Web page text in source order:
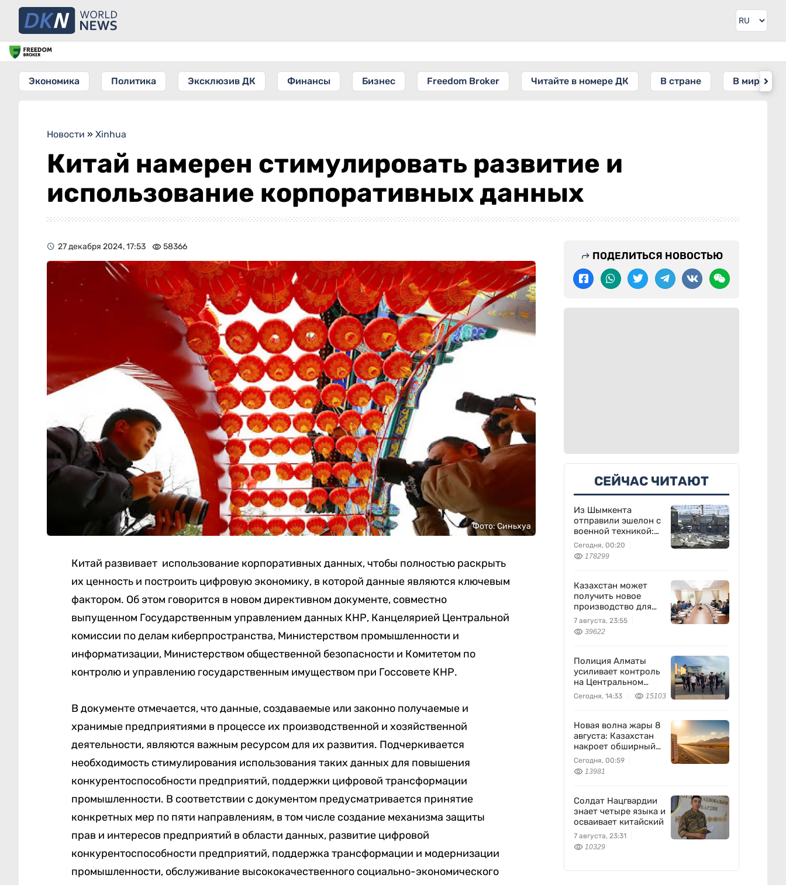
Экономика Политика Эксклюзив ДК Финансы Бизнес Freedom Broker Читайте в номере ДК В стране В мире
Новости » Xinhua
Китай намерен стимулировать развитие и
использование корпоративных данных
27 декабря 2024, 17:53 58366
Фото: Синьхуа
Китай развивает использование корпоративных данных, чтобы полностью раскрыть
их ценность и построить цифровую экономику, в которой данные являются ключевым
фактором. Об этом говорится в новом директивном документе, совместно
выпущенном Государственным управлением данных КНР, Канцелярией Центральной
комиссии по делам киберпространства, Министерством промышленности и
информатизации, Министерством общественной безопасности и Комитетом по
контролю и управлению государственным имуществом при Госсовете КНР.
В документе отмечается, что данные, создаваемые или законно получаемые и
хранимые предприятиями в процессе их производственной и хозяйственной
деятельности, являются важным ресурсом для их развития. Подчеркивается
необходимость стимулирования использования таких данных для повышения
конкурентоспособности предприятий, поддержки цифровой трансформации
промышленности. В соответствии с документом предусматривается принятие
конкретных мер по пяти направлениям, в том числе создание механизма защиты
прав и интересов предприятий в области данных, развитие цифровой
конкурентоспособности предприятий, поддержка трансформации и модернизации
промышленности, обслуживание высококачественного социально-экономического
ПОДЕЛИТЬСЯ НОВОСТЬЮ
СЕЙЧАС ЧИТАЮТ
Из Шымкента
отправили эшелон с
военной техникой:
что известно
Сегодня, 00:20
178299
Казахстан может
получить новое
производство для
химпрома и
энергетики
7 августа, 23:55
39622
Полиция Алматы
усиливает контроль
на Центральном
вещевом рынке
Сегодня, 14:33 15103
Новая волна жары 8
августа: Казахстан
накроет обширный
антициклон
Сегодня, 00:59
13981
Солдат Нацгвардии
знает четыре языка и
осваивает китайский
7 августа, 23:31
10329